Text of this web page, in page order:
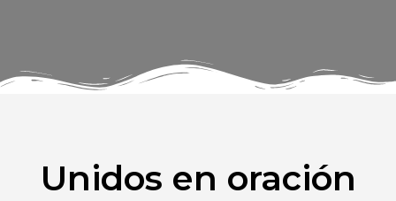
Unidos en oración